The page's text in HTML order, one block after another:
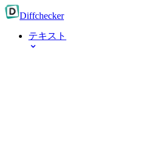
Diffchecker
テキスト